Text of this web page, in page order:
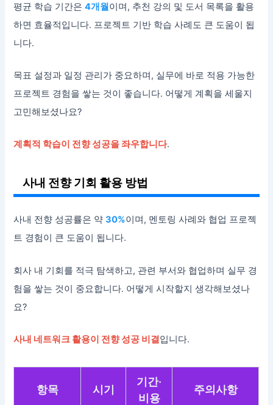
평균 학습 기간은4개월이며, 추천 강의 및 도서 목록을 활용
하면 효율적입니다. 프로젝트 기반 학습 사례도 큰 도움이 됩
니다.
목표 설정과 일정 관리가 중요하며, 실무에 바로 적용 가능한
프로젝트 경험을 쌓는 것이 좋습니다. 어떻게 계획을 세울지
고민해보셨나요?
계획적 학습이 전향 성공을 좌우합니다.
사내 전향 기회 활용 방법
사내 전향 성공률은 약30%이며, 멘토링 사례와 협업 프로젝
트 경험이 큰 도움이 됩니다.
회사 내 기회를 적극 탐색하고, 관련 부서와 협업하며 실무 경
험을 쌓는 것이 중요합니다. 어떻게 시작할지 생각해보셨나
요?
사내 네트워크 활용이 전향 성공 비결입니다.
항목 시기
기간·
비용
주의사항